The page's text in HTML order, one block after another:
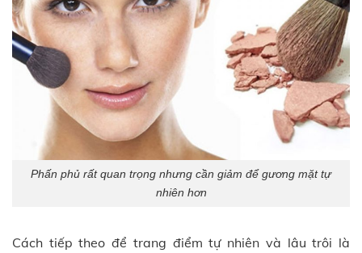
Phấn phủ rất quan trọng nhưng cần giảm để gương mặt tự
nhiên hơn
Cách tiếp theo để trang điểm tự nhiên và lâu trôi là